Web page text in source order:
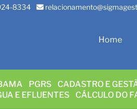
8334
Home
PGRS CADASTRO E
E EFLUENTES CÁLCULO DO